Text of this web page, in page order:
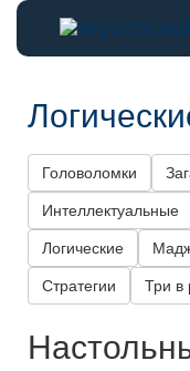
Головоломки
Интеллектуальные
Логические
Стратегии Три в